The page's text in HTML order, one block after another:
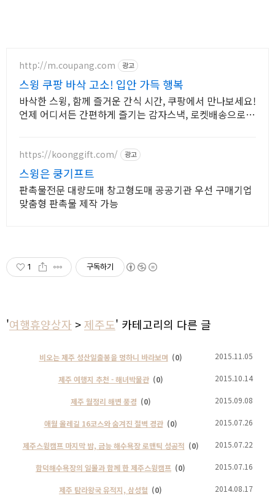
http://m.coupang.com 광고
스윙 쿠팡 바삭 고소! 입안 가득 행복
바삭한 스윙, 함께 즐거운 간식 시간, 쿠팡에서 만나보세요!
언제 어디서든 간편하게 즐기는 감자스낵, 로켓배송으로
https://koonggift.com/ 광고
스윙은 쿵기프트
판촉물전문 대량도매 창고형도매 공공기관 우선 구매기업
맞춤형 판촉물 제작 가능
1 구독하기
'여행휴양상자 >제주도' 카테고리의 다른 글
비오는 제주 성산일출봉을 멍하니 바라보며 (0) 2015.11.05
제주 여행지 추천 - 해녀박물관 (0) 2015.10.14
제주 월정리 해변 풍경 (0) 2015.09.08
애월 올레길 16코스와 숨겨진 절벽 경관 (0) 2015.07.26
제주스윙캠프 마지막 밤, 금능 해수욕장 로맨틱 성공적 (0) 2015.07.22
함덕해수욕장의 일몰과 함께 한 제주스윙캠프 (0) 2015.07.16
제주 탐라왕국 유적지, 삼성혈 (0) 2014.08.17